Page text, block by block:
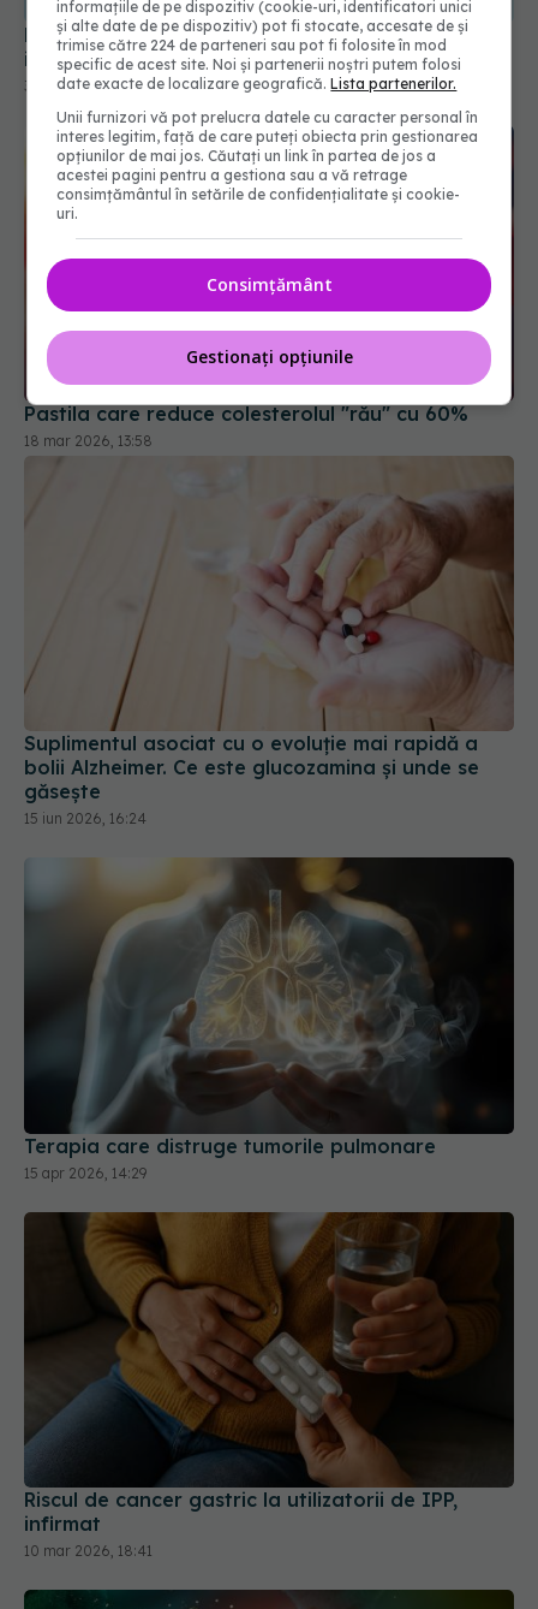
Medicamentul comun care reduce riscul de
infarct și AVC
30 ian 2026, 10:08
Pastila care reduce colesterolul "rău" cu 60%
18 mar 2026, 13:58
Suplimentul asociat cu o evoluție mai rapidă a
bolii Alzheimer. Ce este glucozamina și unde se
găsește
15 iun 2026, 16:24
Terapia care distruge tumorile pulmonare
15 apr 2026, 14:29
Riscul de cancer gastric la utilizatorii de IPP,
infirmat
10 mar 2026, 18:41
informațiile de pe dispozitiv (cookie-uri, identificatori unici
și alte date de pe dispozitiv) pot fi stocate, accesate de și
trimise către 224 de parteneri sau pot fi folosite în mod
specific de acest site. Noi și partenerii noștri putem folosi
date exacte de localizare geografică.Lista partenerilor.
Unii furnizori vă pot prelucra datele cu caracter personal în
interes legitim, față de care puteți obiecta prin gestionarea
opțiunilor de mai jos. Căutați un link în partea de jos a
acestei pagini pentru a gestiona sau a vă retrage
consimțământul în setările de confidențialitate și cookie-
uri.
Consimțământ
Gestionați opțiunile